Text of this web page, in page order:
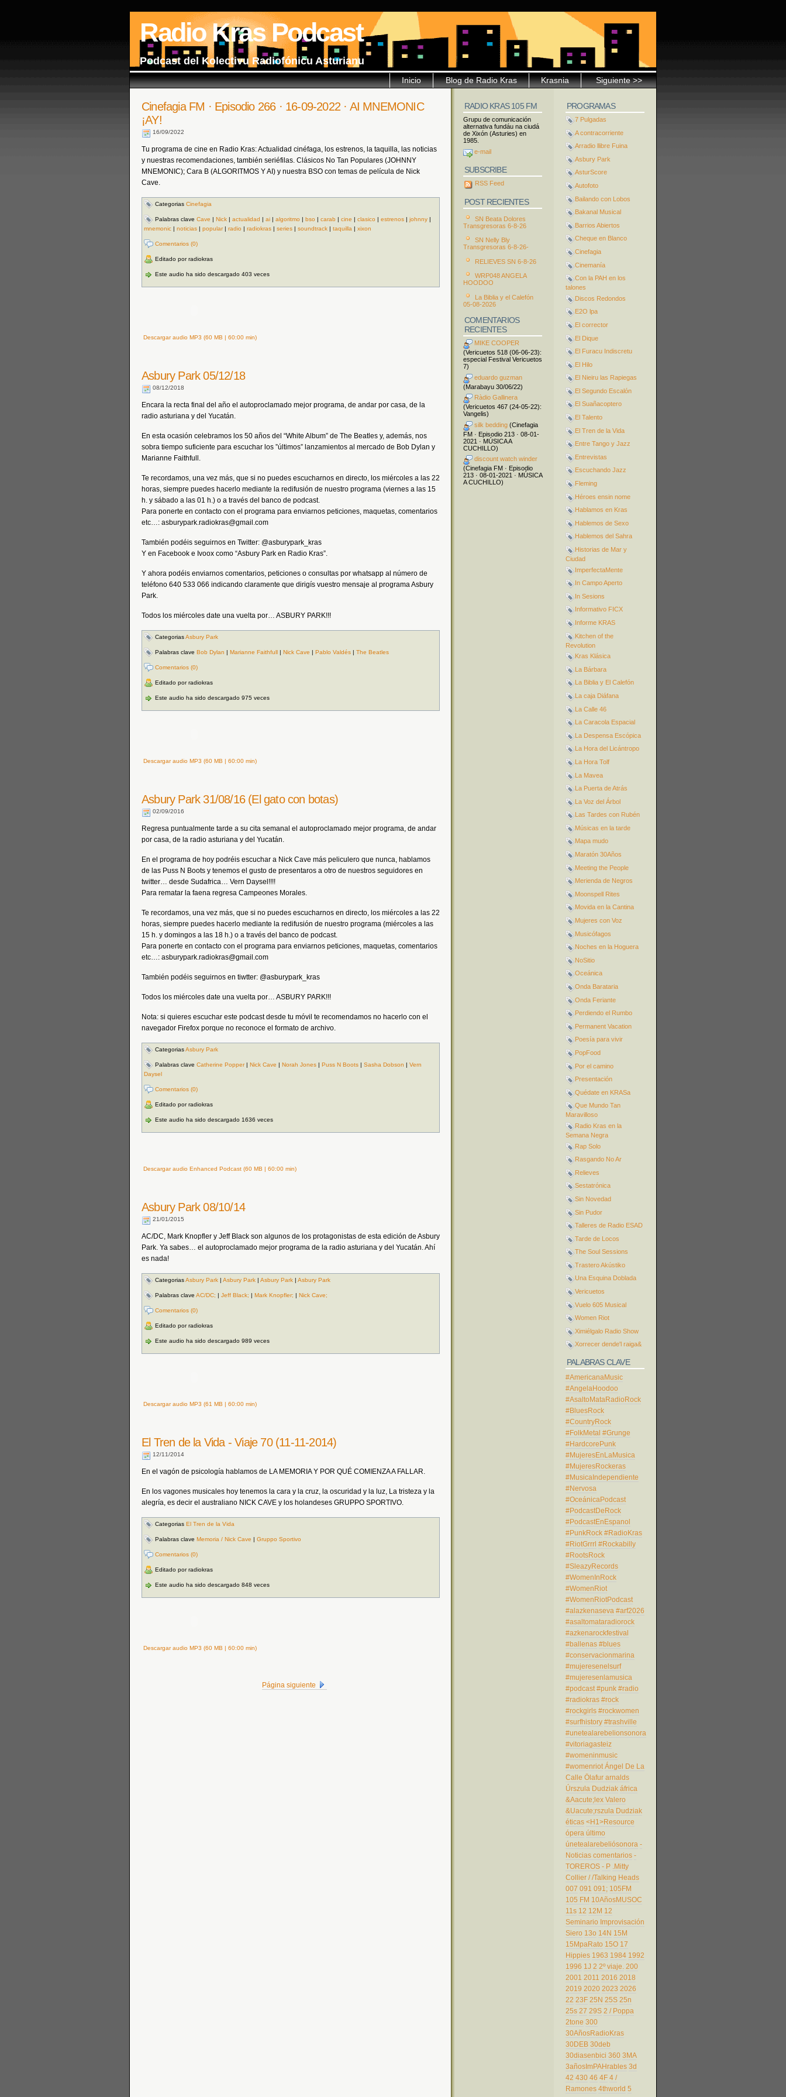
Radio Kras Podcast
Podcast del Kolectivu Radiofónicu Asturianu
Siguiente >>
Krasnia
Blog de Radio Kras
Inicio
Cinefagia FM · Episodio 266 · 16-09-2022 · AI MNEMONIC
¡AY!
16/09/2022
Tu programa de cine en Radio Kras: Actualidad cinéfaga, los estrenos, la taquilla, las noticias
y nuestras recomendaciones, también seriéfilas. Clásicos No Tan Populares (JOHNNY
MNEMONIC); Cara B (ALGORITMOS Y AI) y nuestra BSO con temas de película de Nick
Cave.
Categorias Cinefagia
Palabras clave Cave | Nick | actualidad | ai | algoritmo | bso | carab | cine | clasico | estrenos | johnny |
mnemonic | noticias | popular| radio | radiokras | series | soundtrack | taquilla | xixon
Comentarios (0)
Editado por radiokras
Este audio ha sido descargado 403 veces
Descargar audio MP3 (60 MB | 60:00 min)
Asbury Park 05/12/18
08/12/2018
Encara la recta final del año el autoproclamado mejor programa, de andar por casa, de la
radio asturiana y del Yucatán.
En esta ocasión celebramos los 50 años del “White Album” de The Beatles y, además, nos
sobra tiempo suficiente para escuchar los ”últimos” lanzamientos al mercado de Bob Dylan y
Marianne Faithfull.
Te recordamos, una vez más, que si no puedes escucharnos en directo, los miércoles a las 22
horas, siempre puedes hacerlo mediante la redifusión de nuestro programa (viernes a las 15
h. y sábado a las 01 h.) o a través del banco de podcast.
Para ponerte en contacto con el programa para enviarnos peticiones, maquetas, comentarios
etc…: asburypark.radiokras@gmail.com
También podéis seguirnos en Twitter: @asburypark_kras
Y en Facebook e Ivoox como “Asbury Park en Radio Kras”.
Y ahora podéis enviarnos comentarios, peticiones o consultas por whatsapp al número de
teléfono 640 533 066 indicando claramente que dirigís vuestro mensaje al programa Asbury
Park.
Todos los miércoles date una vuelta por… ASBURY PARK!!!
CategoriasAsbury Park
Palabras clave Bob Dylan | Marianne Faithfull | Nick Cave | Pablo Valdés | The Beatles
Comentarios (0)
Editado por radiokras
Este audio ha sido descargado 975 veces
Descargar audio MP3 (60 MB | 60:00 min)
Asbury Park 31/08/16 (El gato con botas)
02/09/2016
Regresa puntualmente tarde a su cita semanal el autoproclamado mejor programa, de andar
por casa, de la radio asturiana y del Yucatán.
En el programa de hoy podréis escuchar a Nick Cave más peliculero que nunca, hablamos
de las Puss N Boots y tenemos el gusto de presentaros a otro de nuestros seguidores en
twitter… desde Sudafrica… Vern Daysel!!!!
Para rematar la faena regresa Campeones Morales.
Te recordamos, una vez más, que si no puedes escucharnos en directo, los miércoles a las 22
horas, siempre puedes hacerlo mediante la redifusión de nuestro programa (miércoles a las
15 h. y domingos a las 18 h.) o a través del banco de podcast.
Para ponerte en contacto con el programa para enviarnos peticiones, maquetas, comentarios
etc…: asburypark.radiokras@gmail.com
También podéis seguirnos en tiwtter: @asburypark_kras
Todos los miércoles date una vuelta por… ASBURY PARK!!!
Nota: si quieres escuchar este podcast desde tu móvil te recomendamos no hacerlo con el
navegador Firefox porque no reconoce el formato de archivo.
CategoriasAsbury Park
Palabras clave Catherine Popper| Nick Cave | Norah Jones | Puss N Boots | Sasha Dobson | Vern
Daysel
Comentarios (0)
Editado por radiokras
Este audio ha sido descargado 1636 veces
Descargar audio Enhanced Podcast (60 MB | 60:00 min)
Asbury Park 08/10/14
21/01/2015
AC/DC, Mark Knopfler y Jeff Black son algunos de los protagonistas de esta edición de Asbury
Park. Ya sabes… el autoproclamado mejor programa de la radio asturiana y del Yucatán. Ahí
es nada!
CategoriasAsbury Park | Asbury Park | Asbury Park | Asbury Park
Palabras clave AC/DC; | Jeff Black; | Mark Knopfler; | Nick Cave;
Comentarios (0)
Editado por radiokras
Este audio ha sido descargado 989 veces
Descargar audio MP3 (61 MB | 60:00 min)
El Tren de la Vida - Viaje 70 (11-11-2014)
12/11/2014
En el vagón de psicología hablamos de LA MEMORIA Y POR QUÉ COMIENZA A FALLAR.
En los vagones musicales hoy tenemos la cara y la cruz, la oscuridad y la luz, La tristeza y la
alegría, es decir el australiano NICK CAVE y los holandeses GRUPPO SPORTIVO.
Categorias El Tren de la Vida
Palabras clave Memoria / Nick Cave | Gruppo Sportivo
Comentarios (0)
Editado por radiokras
Este audio ha sido descargado 848 veces
Descargar audio MP3 (60 MB | 60:00 min)
Página siguiente
PROGRAMAS
7 Pulgadas
A contracorriente
Arradio llibre Fuina
Asbury Park
AsturScore
Autofoto
Bailando con Lobos
Bakanal Musical
Barrios Abiertos
Cheque en Blanco
Cinefagia
Cinemanía
Con la PAH en los
talones
Discos Redondos
E2O lpa
El corrector
El Dique
El Furacu Indiscretu
El Hilo
El Nieiru las Rapiegas
El Segundo Escalón
El Suañacoptero
El Talento
El Tren de la Vida
Entre Tango y Jazz
Entrevistas
Escuchando Jazz
Fleming
Héroes ensin nome
Hablamos en Kras
Hablemos de Sexo
Hablemos del Sahra
Historias de Mar y
Ciudad
ImperfectaMente
In Campo Aperto
In Sesions
Informativo FICX
Informe KRAS
Kitchen of the
Revolution
Kras Klásica
La Bárbara
La Biblia y El Calefón
La caja Diáfana
La Calle 46
La Caracola Espacial
La Despensa Escópica
La Hora del Licántropo
La Hora Tolf
La Mavea
La Puerta de Atrás
La Voz del Árbol
Las Tardes con Rubén
Músicas en la tarde
Mapa mudo
Maratón 30Años
Meeting the People
Merienda de Negros
Moonspell Rites
Movida en la Cantina
Mujeres con Voz
Musicófagos
Noches en la Hoguera
NoSitio
Oceánica
Onda Barataria
Onda Feriante
Perdiendo el Rumbo
Permanent Vacation
Poesía para vivir
PopFood
Por el camino
Presentación
Quédate en KRASa
Que Mundo Tan
Maravilloso
Radio Kras en la
Semana Negra
Rap Solo
Rasgando No Ar
Relieves
Sestatrónica
Sin Novedad
Sin Pudor
Talleres de Radio ESAD
Tarde de Locos
The Soul Sessions
Trastero Akústiko
Una Esquina Doblada
Vericuetos
Vuelo 605 Musical
Women Riot
Ximiélgalo Radio Show
Xorrecer dende'l raiga&
PALABRAS CLAVE
#AmericanaMusic
#AngelaHoodoo
#AsaltoMataRadioRock
#BluesRock
#CountryRock
#FolkMetal #Grunge
#HardcorePunk
#MujeresEnLaMusica
#MujeresRockeras
#MusicaIndependiente
#Nervosa
#OceánicaPodcast
#PodcastDeRock
#PodcastEnEspanol
#PunkRock #RadioKras
#RiotGrrrl #Rockabilly
#RootsRock
#SleazyRecords
#WomenInRock
#WomenRiot
#WomenRiotPodcast
#alazkenaseva #arf2026
#asaltomataradiorock
#azkenarockfestival
#ballenas #blues
#conservacionmarina
#mujeresenelsurf
#mujeresenlamusica
#podcast #punk #radio
#radiokras #rock
#rockgirls #rockwomen
#surfhistory #trashville
#unetealarebelionsonora
#vitoriagasteiz
#womeninmusic
#womenriot Ángel De La
Calle Ölafur arnalds
Úrszula Dudziak áfrica
&Aacute;lex Valero
&Uacute;rszula Dudziak
éticas <H1>Resource
ópera último
únetealarebeliósonora -
Noticias comentarios -
TOREROS - P .Mitty
Collier / /Talking Heads
007 091 091; 105FM
105 FM 10AñosMUSOC
11s 12 12M 12
Seminario Improvisación
Siero 13o 14N 15M
15MpaRato 15O 17
Hippies 1963 1984 1992
1996 1J 2 2º viaje. 200
2001 2011 2016 2018
2019 2020 2023 2026
22 23F 25N 25S 25n
25s 27 29S 2 / Poppa
2tone 300
30AñosRadioKras
30DEB 30deb
30diasenbici 360 3MA
3añosImPAHrables 3d
42 430 46 4F 4 /
Ramones 4thworld 5
RADIO KRAS 105 FM
Grupu de comunicación
alternativa fundáu na ciudá
de Xixón (Asturies) en
1985.
e-mail
SUBSCRIBE
RSS Feed
POST RECIENTES
SN Beata Dolores
Transgresoras 6-8-26
SN Nelly Bly
Transgresoras 6-8-26-
RELIEVES SN 6-8-26
WRP048 ANGELA
HOODOO
La Biblia y el Calefón
05-08-2026
COMENTARIOS
RECIENTES
MIKE COOPER
(Vericuetos 518 (06-06-23):
especial Festival Vericuetos
7)
eduardo guzman
(Marabayu 30/06/22)
Ràdio Gallinera
(Vericuetos 467 (24-05-22):
Vangelis)
silk bedding (Cinefagia
FM · Episodio 213 · 08-01-
2021 · MÚSICA A
CUCHILLO)
discount watch winder
(Cinefagia FM · Episodio
213 · 08-01-2021 · MÚSICA
A CUCHILLO)